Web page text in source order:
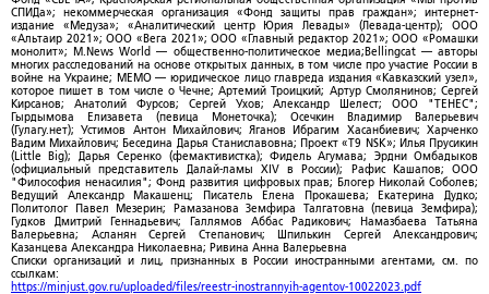
СПИДа»; некоммерческая организация «Фонд защиты прав граждан»; интернет-
издание «Медуза»; «Аналитический центр Юрия Левады» (Левада-центр); ООО
«Альтаир 2021»; ООО «Вега 2021»; ООО «Главный редактор 2021»; ООО «Ромашки
монолит»; M.News World — общественно-политическое медиа;Bellingcat — авторы
многих расследований на основе открытых данных, в том числе про участие России в
войне на Украине; МЕМО — юридическое лицо главреда издания «Кавказский узел»,
которое пишет в том числе о Чечне; Артемий Троицкий; Артур Смолянинов; Сергей
Кирсанов; Анатолий Фурсов; Сергей Ухов; Александр Шелест; ООО "ТЕНЕС";
Гырдымова Елизавета (певица Монеточка); Осечкин Владимир Валерьевич
(Гулагу.нет); Устимов Антон Михайлович; Яганов Ибрагим Хасанбиевич; Харченко
Вадим Михайлович; Беседина Дарья Станиславовна; Проект «T9 NSK»; Илья Прусикин
(Little Big); Дарья Серенко (фемактивистка); Фидель Агумава; Эрдни Омбадыков
(официальный представитель Далай-ламы XIV в России); Рафис Кашапов; ООО
"Философия ненасилия"; Фонд развития цифровых прав; Блогер Николай Соболев;
Ведущий Александр Макашенц; Писатель Елена Прокашева; Екатерина Дудко;
Политолог Павел Мезерин; Рамазанова Земфира Талгатовна (певица Земфира);
Гудков Дмитрий Геннадьевич; Галлямов Аббас Радикович; Намазбаева Татьяна
Валерьевна; Асланян Сергей Степанович; Шпилькин Сергей Александрович;
Казанцева Александра Николаевна; Ривина Анна Валерьевна
Списки организаций и лиц, признанных в России иностранными агентами, см. по
ссылкам:
https://minjust.gov.ru/uploaded/files/reestr-inostrannyih-agentov-10022023.pdf